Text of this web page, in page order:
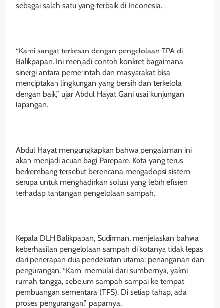
sebagai salah satu yang terbaik di Indonesia.
“Kami sangat terkesan dengan pengelolaan TPA di
Balikpapan. Ini menjadi contoh konkret bagaimana
sinergi antara pemerintah dan masyarakat bisa
menciptakan lingkungan yang bersih dan terkelola
dengan baik,” ujar Abdul Hayat Gani usai kunjungan
lapangan.
Abdul Hayat mengungkapkan bahwa pengalaman ini
akan menjadi acuan bagi Parepare. Kota yang terus
berkembang tersebut berencana mengadopsi sistem
serupa untuk menghadirkan solusi yang lebih efisien
terhadap tantangan pengelolaan sampah.
Kepala DLH Balikpapan, Sudirman, menjelaskan bahwa
keberhasilan pengelolaan sampah di kotanya tidak lepas
dari penerapan dua pendekatan utama: penanganan dan
pengurangan. “Kami memulai dari sumbernya, yakni
rumah tangga, sebelum sampah sampai ke tempat
pembuangan sementara (TPS). Di setiap tahap, ada
proses pengurangan,” paparnya.